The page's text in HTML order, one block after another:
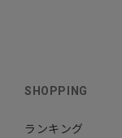
SHOPPING
ランキング